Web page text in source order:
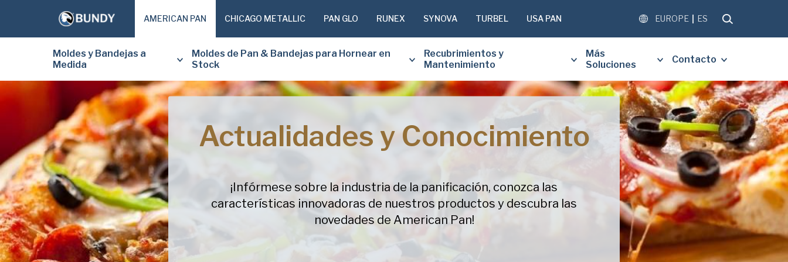
AMERICAN PAN CHICAGO METALLIC PAN GLO RUNEX SYNOVA TURBEL USA PAN EUROPE ES
Moldes y Bandejas a
Medida
Moldes de Pan & Bandejas para Hornear en
Stock
Recubrimientos y
Mantenimiento
Más
Soluciones
Contacto
Actualidades y Conocimiento
¡Infórmese sobre la industria de la panificación, conozca las
características innovadoras de nuestros productos y descubra las
novedades de American Pan!
COMPLETE EL SIGUIENTE FORMULARIO
PARA RECIBIR UNA COPIA GRATUITA DEL
DOCUMENTO SOLICITADO.
Nombre
(Obligatorio)